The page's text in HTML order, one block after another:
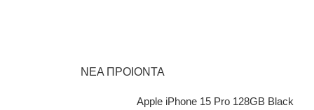
ΝΕΑ ΠΡΟΙΟΝΤΑ
Apple iPhone 15 Pro 128GB Black